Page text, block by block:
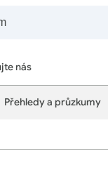
nás
Přehledy a průzkumy